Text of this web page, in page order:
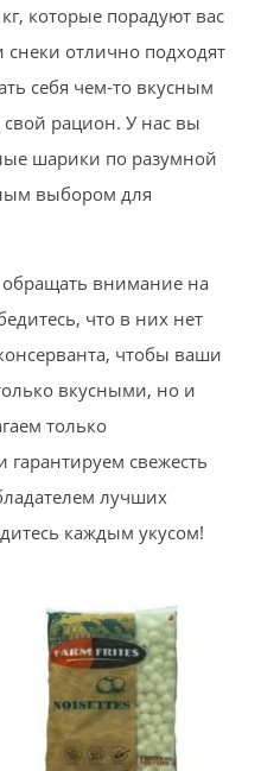
которые порадуют вас
отлично подходят
себя чем-то вкусным
свой рацион. У нас вы
шарики по разумной
выбором для
внимание на
что в них нет
чтобы ваши
вкусными, но и
только
свежесть
лучших
каждым укусом!